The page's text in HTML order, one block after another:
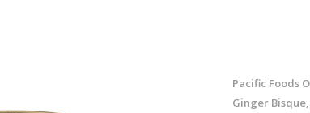
Pacific Foods
Ginger